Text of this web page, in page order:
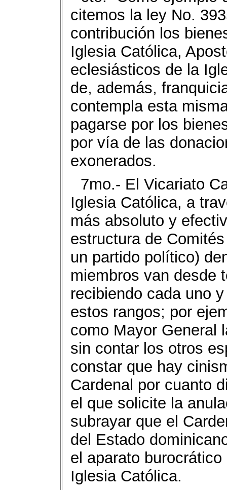
citemos la ley No.
contri­bución los
Iglesia Católi­ca,
eclesiásticos de la
de, además,
con­templa esta
pagarse por los
por vía de las
exonerados.
7mo.- El Vicariato
Iglesia Católica, a
más absoluto y
estructura de
un partido políti­co)
miembros van desde
recibiendo cada uno
estos rangos; por
como Mayor General
sin contar los otros
constar que hay
Cardenal por cuanto
el que solicite la
subrayar que el
del Estado
el apa­rato
Iglesia Católica.